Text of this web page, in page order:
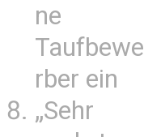
ne
Taufbewe
rber ein
„Sehr